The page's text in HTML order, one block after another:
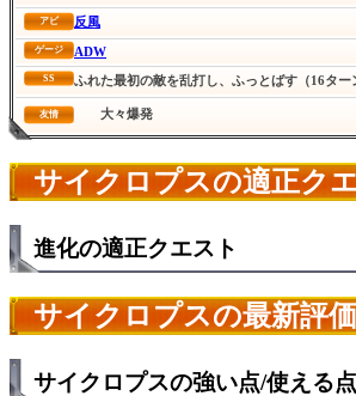
アビ 反風
ゲージ ADW
SS ふれた最初の敵を乱打し、ふっとばす（16ター
友情 大々爆発
サイクロプスの適正ク
進化の適正クエスト
サイクロプスの最新評価
サイクロプスの強い点/使える点